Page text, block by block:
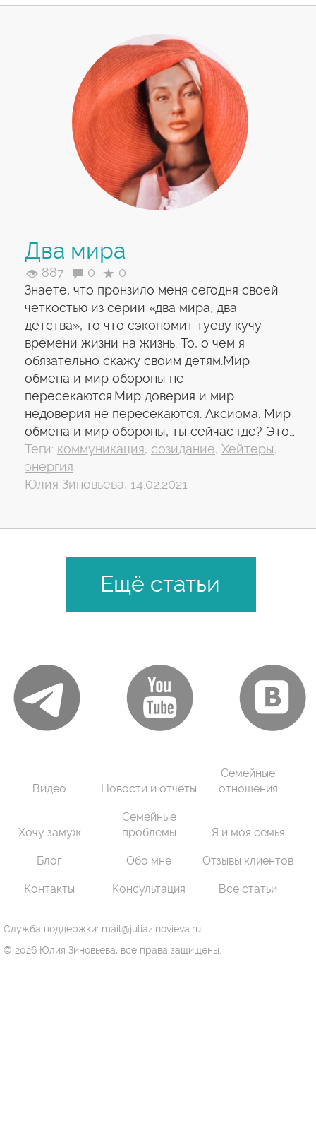
Два мира
887 0
0
Знаете, что пронзило меня сегодня своей
четкостью из серии «два мира, два
детства», то что сэкономит туеву кучу
времени жизни на жизнь. То, о чем я
обязательно скажу своим детям.Мир
обмена и мир обороны не
пересекаются.Мир доверия и мир
недоверия не пересекаются. Аксиома. Мир
обмена и мир обороны, ты сейчас где? Это…
Теги: коммуникация, созидание, Хейтеры,
энергия
Юлия Зиновьева, 14.02.2021
Ещё статьи
Видео Новости и отчеты
Семейные
отношения
Хочу замуж
Семейные
проблемы
Я и моя семья
Блог Обо мне Отзывы клиентов
Контакты Консультация Все статьи
Служба поддержки: mail@juliazinovieva.ru
© 2026 Юлия Зиновьева, все права защищены.